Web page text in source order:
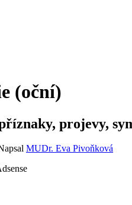
(oční)
projevy,
MUDr. Eva Pivoňková